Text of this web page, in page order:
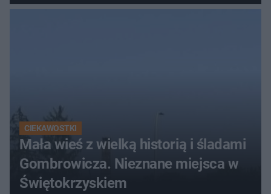
Świętokrzyskich
CIEKAWOSTKI
Mała wieś z wielką historią i śladami
Gombrowicza. Nieznane miejsca w
Świętokrzyskiem